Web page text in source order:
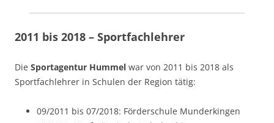
2011 bis 2018 – Sportfachlehrer
Die Sportagentur Hummel war von 2011 bis 2018 als
Sportfachlehrer in Schulen der Region tätig:
09/2011 bis 07/2018: Förderschule Munderkingen